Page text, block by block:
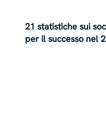
21 statistiche sui
per il successo nel